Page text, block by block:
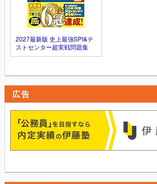
2027最新版 史上最強SPI&テ
ストセンター超実戦問題集
広告